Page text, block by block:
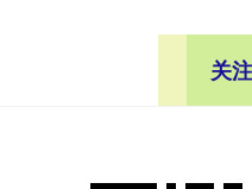
关